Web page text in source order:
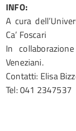
INFO:
A cura
Ca’ Foscari
In
Veneziani.
Contatti: Elisa
Tel: 041 2347537